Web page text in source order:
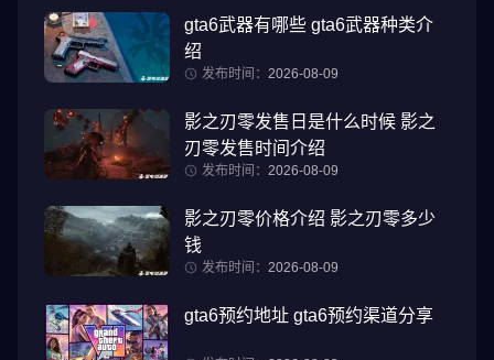
gta6武器有哪些 gta6武器种类介
绍
发布时间： 2026-08-09
影之刃零发售日是什么时候 影之
刃零发售时间介绍
发布时间： 2026-08-09
影之刃零价格介绍 影之刃零多少
钱
发布时间： 2026-08-09
gta6预约地址 gta6预约渠道分享